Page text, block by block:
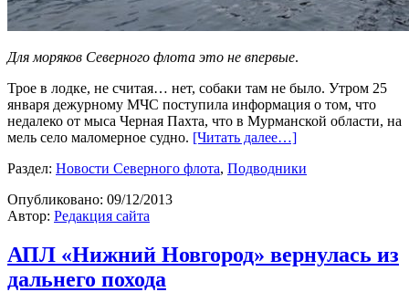
Для моряков Северного флота это не впервые.
Трое в лодке, не считая… нет, собаки там не было. Утром 25
января дежурному МЧС поступила информация о том, что
недалеко от мыса Черная Пахта, что в Мурманской области, на
мель село маломерное судно. [Читать далее…]
Раздел: Новости Северного флота, Подводники
Опубликовано: 09/12/2013
Автор: Редакция сайта
АПЛ «Нижний Новгород» вернулась из
дальнего похода